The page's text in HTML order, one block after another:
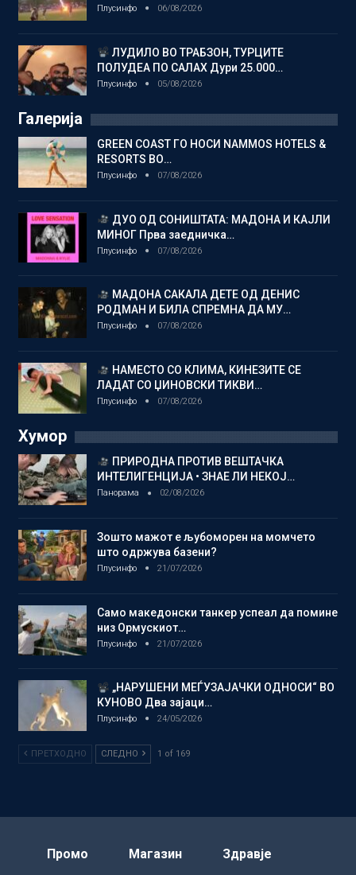
Плусинфо 06/08/2026
ЛУДИЛО ВО ТРАБЗОН, ТУРЦИТЕ
ПОЛУДЕА ПО САЛАХ Дури 25.000…
Плусинфо 05/08/2026
Галерија
GREEN COAST ГО НОСИ NAMMOS HOTELS &
RESORTS ВО…
Плусинфо 07/08/2026
ДУО ОД СОНИШТАТА: МАДОНА И КАЈЛИ
МИНОГ Прва заедничка…
Плусинфо 07/08/2026
МАДОНА САКАЛА ДЕТЕ ОД ДЕНИС
РОДМАН И БИЛА СПРЕМНА ДА МУ…
Плусинфо 07/08/2026
НАМЕСТО СО КЛИМА, КИНЕЗИТЕ СЕ
ЛАДАТ СО ЏИНОВСКИ ТИКВИ…
Плусинфо 07/08/2026
Хумор
ПРИРОДНА ПРОТИВ ВЕШТАЧКА
ИНТЕЛИГЕНЦИЈА • ЗНАЕ ЛИ НЕКОЈ…
Панорама 02/08/2026
Зошто мажот е љубоморен на момчето
што одржува базени?
Плусинфо 21/07/2026
Само македонски танкер успеал да помине
низ Ормускиот…
Плусинфо 21/07/2026
„НАРУШЕНИ МЕЃУЗАЈАЧКИ ОДНОСИ“ ВО
КУНОВО Два зајаци…
Плусинфо 24/05/2026
ПРЕТХОДНО СЛЕДНО 1 of 169
Промо Магазин Здравје